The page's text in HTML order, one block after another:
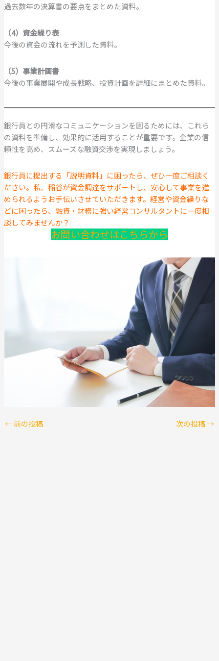
過去数年の決算書の要点をまとめた資料。
（4）資金繰り表
今後の資金の流れを予測した資料。
（5）事業計画書
今後の事業展開や成長戦略、投資計画を詳細にまとめた資料。
銀行員との円滑なコミュニケーションを図るためには、これら
の資料を準備し、効果的に活用することが重要です。企業の信
頼性を高め、スムーズな融資交渉を実現しましょう。
銀行員に提出する「説明資料」に困ったら、ぜひ一度ご相談く
ださい。私、稲谷が資金調達をサポートし、安心して事業を進
められるようお手伝いさせていただきます。経営や資金繰りな
どに困ったら、融資・財務に強い経営コンサルタントに一度相
談してみませんか？
お問い合わせはこちらから
←前の投稿 次の投稿→